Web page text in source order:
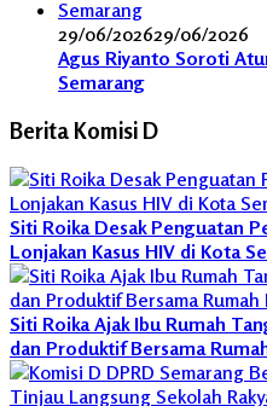
29/06/202629/06/2026
Agus Riyanto Soroti
Semarang
Berita Komisi D
Siti Roika Desak Penguatan
Lonjakan Kasus HIV di Kota
Siti Roika Ajak Ibu Rumah
dan Produktif Bersama